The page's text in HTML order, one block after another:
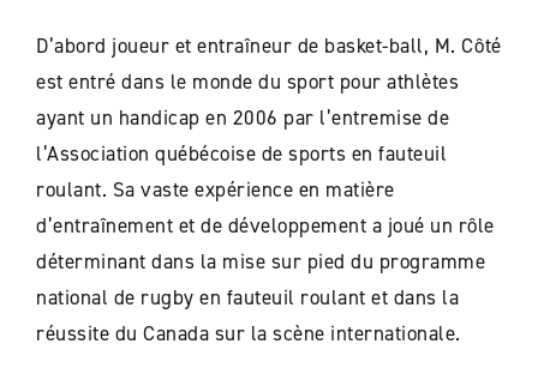
D’abord joueur et entraîneur de basket-ball, M. Côté
est entré dans le monde du sport pour athlètes
ayant un handicap en 2006 par l’entremise de
l’Association québécoise de sports en fauteuil
roulant. Sa vaste expérience en matière
d’entraînement et de développement a joué un rôle
déterminant dans la mise sur pied du programme
national de rugby en fauteuil roulant et dans la
réussite du Canada sur la scène internationale.